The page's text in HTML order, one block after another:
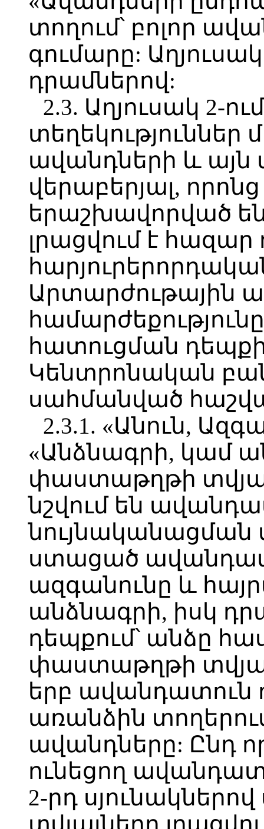
տողում՝ բոլոր
գումարը:
դրամներով:
2.3. Աղյուսակ 2-
ավանդների և
վերաբերյալ,
երաշխավորված
լրացվում է հազար
Արտարժութային
հատուցման
Կենտրոնական
սահմանված
2.3.1. «Անուն,
«Անձնագրի, կամ
փաստաթղթի
նշվում են
նույնականացման
ստացած
ազգանունը և
անձնագրի, իսկ
դեպքում՝ անձը
փաստաթղթի
երբ ավանդատուն
առանձին
ավանդները: Ընդ
ունեցող
2-րդ